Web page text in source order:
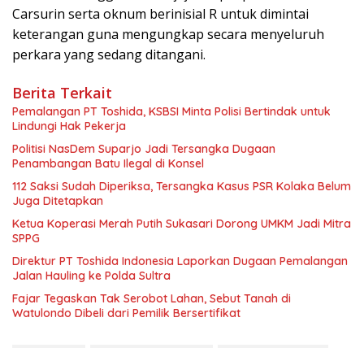
Carsurin serta oknum berinisial R untuk dimintai
keterangan guna mengungkap secara menyeluruh
perkara yang sedang ditangani.
Berita Terkait
Pemalangan PT Toshida, KSBSI Minta Polisi Bertindak untuk
Lindungi Hak Pekerja
Politisi NasDem Suparjo Jadi Tersangka Dugaan
Penambangan Batu Ilegal di Konsel
112 Saksi Sudah Diperiksa, Tersangka Kasus PSR Kolaka Belum
Juga Ditetapkan
Ketua Koperasi Merah Putih Sukasari Dorong UMKM Jadi Mitra
SPPG
Direktur PT Toshida Indonesia Laporkan Dugaan Pemalangan
Jalan Hauling ke Polda Sultra
Fajar Tegaskan Tak Serobot Lahan, Sebut Tanah di
Watulondo Dibeli dari Pemilik Bersertifikat